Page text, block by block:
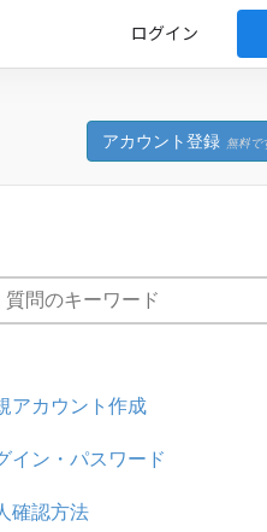
ログイン
アカウント登録 無料で
アカウント作成
イン・パスワード
確認方法